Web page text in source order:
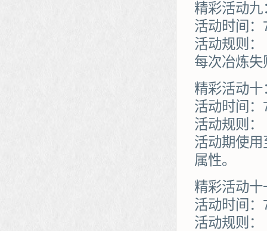
精彩活动
活动时间
活动规则：
每次冶炼
精彩活动十
活动时间
活动规则：
活动期使
属性。
精彩活动
活动时间
活动规则：